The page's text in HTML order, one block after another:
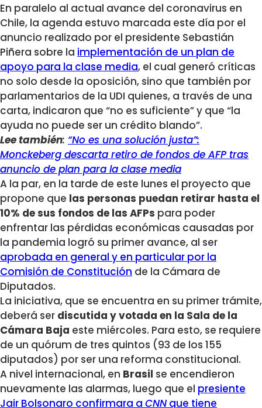
En paralelo al actual avance del coronavirus en
Chile, la agenda estuvo marcada este día por el
anuncio realizado por el presidente Sebastián
Piñera sobre la implementación de un plan de
apoyo para la clase media, el cual generó críticas
no solo desde la oposición, sino que también por
parlamentarios de la UDI quienes, a través de una
carta, indicaron que “no es suficiente” y que “la
ayuda no puede ser un crédito blando”.
Lee también: “No es una solución justa”:
Monckeberg descarta retiro de fondos de AFP tras
anuncio de plan para la clase media
A la par, en la tarde de este lunes el proyecto que
propone que las personas puedan retirar hasta el
10% de sus fondos de las AFPs para poder
enfrentar las pérdidas económicas causadas por
la pandemia logró su primer avance, al ser
aprobada en general y en particular por la
Comisión de Constitución de la Cámara de
Diputados.
La iniciativa, que se encuentra en su primer trámite,
deberá ser discutida y votada en la Sala de la
Cámara Baja este miércoles. Para esto, se requiere
de un quórum de tres quintos (93 de los 155
diputados) por ser una reforma constitucional.
A nivel internacional, en Brasil se encendieron
nuevamente las alarmas, luego que el presiente
Jair Bolsonaro confirmara a CNN que tiene